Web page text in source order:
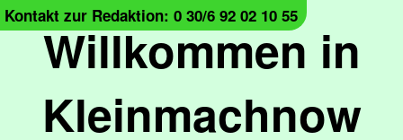
Willkommen in
Kleinmachnow
Kontakt zur Redaktion: 0 30/6 92 02 10 55